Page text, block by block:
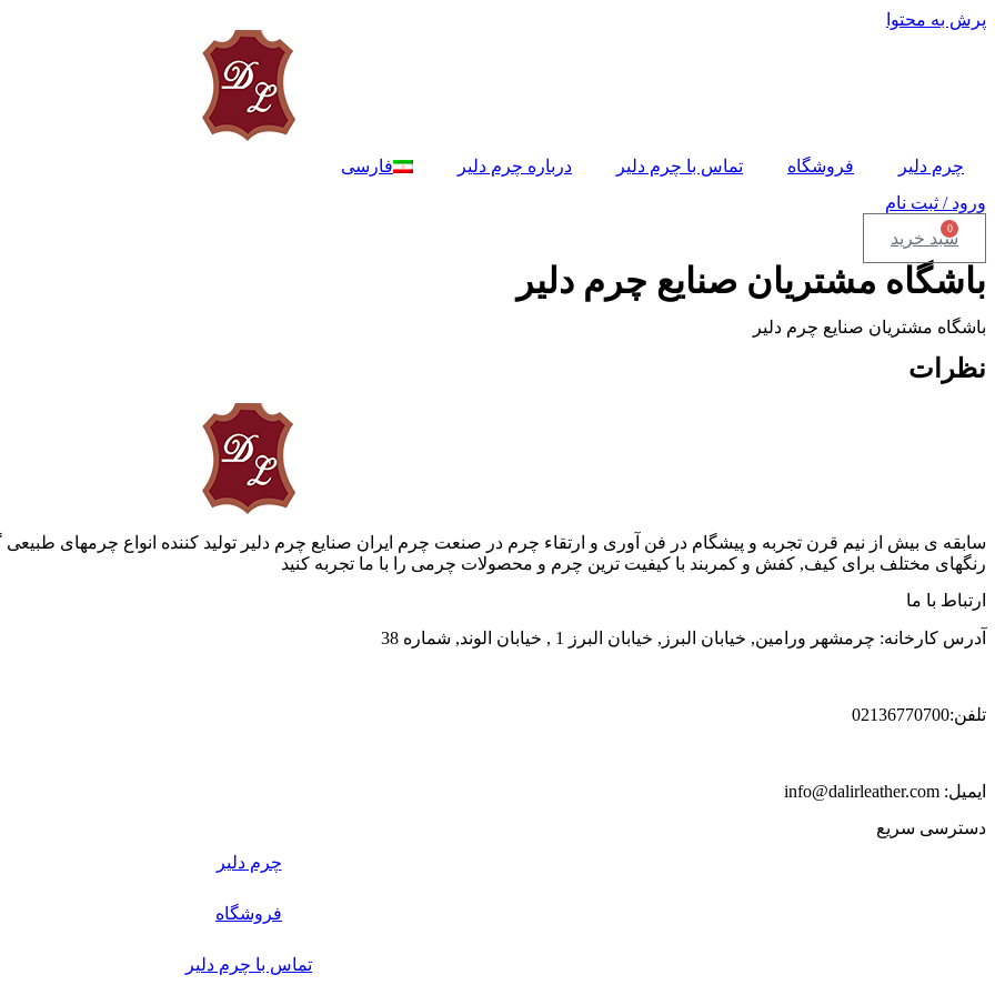
پرش به محتوا
چرم دلیر فروشگاه تماس با چرم دلیر درباره چرم دلیر
فارسی
ورود / ثبت نام
0
سبد خرید
باشگاه مشتریان صنایع چرم دلیر
باشگاه مشتریان صنایع چرم دلیر
نظرات
سابقه ی بیش از نیم قرن تجربه و پیشگام در فن آوری و ارتقاء چرم در صنعت چرم ایران صنایع چرم دلیر تولید کننده انواع چرمهای
رنگهای مختلف برای کیف, کفش و کمربند با کیفیت ترین چرم و محصولات چرمی را با ما تجربه کنید
ارتباط با ما
آدرس کارخانه: چرمشهر ورامین, خیابان البرز, خیابان البرز 1 , خیابان الوند, شماره 38
تلفن:02136770700
ایمیل: info@dalirleather.com
دسترسی سریع
چرم دلیر
فروشگاه
تماس با چرم دلیر